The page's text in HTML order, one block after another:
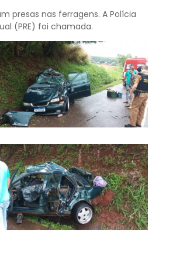
presas nas ferragens. A Polícia
(PRE) foi chamada.